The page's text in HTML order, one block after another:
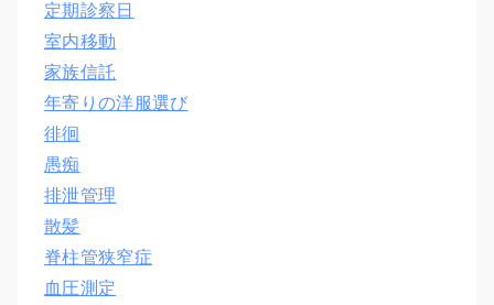
定期診察日
室内移動
家族信託
年寄りの洋服選び
徘徊
愚痴
排泄管理
散髪
脊柱管狭窄症
血圧測定